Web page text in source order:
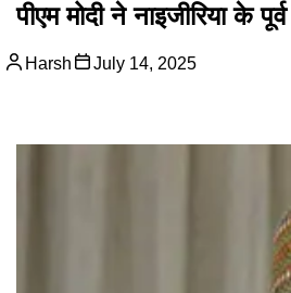
पीएम मोदी ने नाइजीरिया के
Harsh July 14, 2025